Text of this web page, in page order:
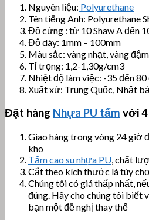
Nguyên liệu: Polyurethane
Tên tiếng Anh: Polyurethane
Độ cứng : từ 10 Shaw A đến
Độ dày: 1mm – 100mm
Màu sắc: vàng nhạt, vàng
Tỉ trọng: 1,2-1,30g/cm3
Nhiệt độ làm việc: -35 đến 80
Xuất xứ: Trung Quốc, Nhật
Đặt hàng Nhựa PU tấm với
Giao hàng trong vòng 24 giờ
kho
Tấm cao su nhựa PU, chất
Cắt theo kích thước là tùy
Chúng tôi có giá thấp nhất,
đúng. Hãy cho chúng tôi biết
bạn một đề nghị thay thế